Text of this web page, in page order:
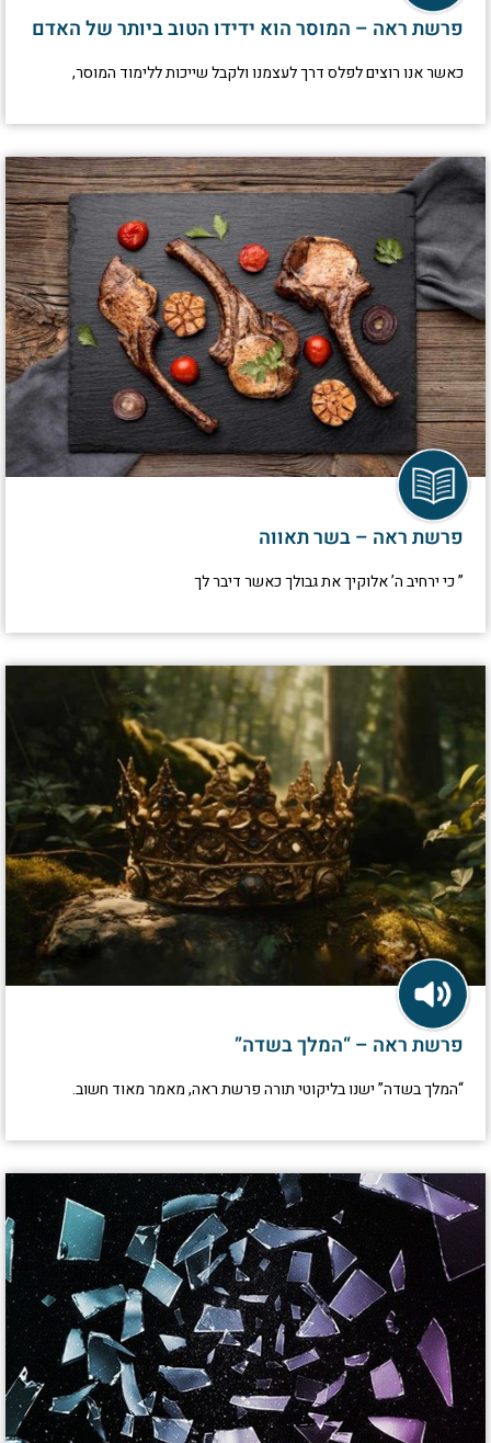
פרשת ראה – המוסר הוא ידידו הטוב ביותר של האדם
כאשר אנו רוצים לפלס דרך לעצמנו ולקבל שייכות ללימוד המוסר,
פרשת ראה – בשר תאווה
” כי ירחיב ה’ אלוקיך את גבולך כאשר דיבר לך
פרשת ראה – “המלך בשדה”
“המלך בשדה” ישנו בליקוטי תורה פרשת ראה, מאמר מאוד חשוב.